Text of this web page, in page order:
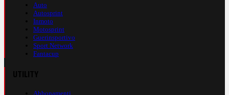
Auto
Autosprint
Inmoto
Motosprint
Guerinsportivo
Sport Network
Fantacup
Abbonamenti